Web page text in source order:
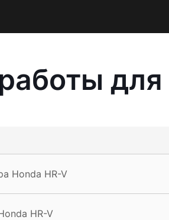
Honda HR-V
HR-V